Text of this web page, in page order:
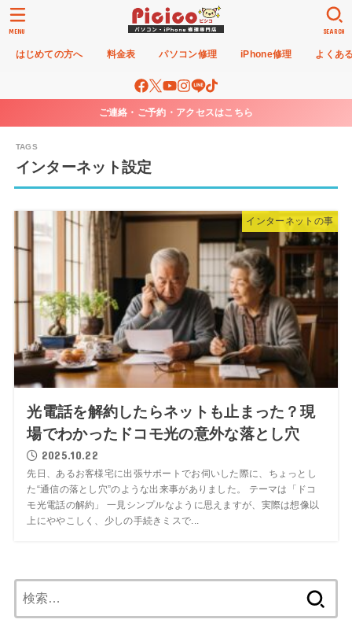
はじめての方へ 料金表 パソコン修理 iPhone修理 よくあ
SEARCH
MENU
ご連絡・ご予約・アクセスはこちら
インターネット設定
インターネットの事
光電話を解約したらネットも止まった？現
場でわかったドコモ光の意外な落とし穴
2025.10.22
先日、あるお客様宅に出張サポートでお伺いした際に、ちょっとし
た“通信の落とし穴”のような出来事がありました。 テーマは「ドコ
モ光電話の解約」 一見シンプルなように思えますが、実際は想像以
上にややこしく、少しの手続きミスで...
索: